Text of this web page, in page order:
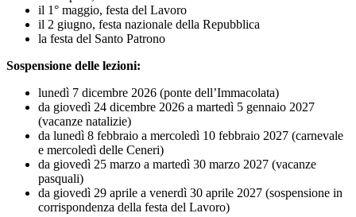
il 1° maggio, festa del Lavoro
il 2 giugno, festa nazionale della Repubblica
la festa del Santo Patrono
Sospensione delle lezioni:
lunedì 7 dicembre 2026 (ponte dell’Immacolata)
da giovedì 24 dicembre 2026 a martedì 5 gennaio 2027
(vacanze natalizie)
da lunedì 8 febbraio a mercoledì 10 febbraio 2027 (carnevale
e mercoledì delle Ceneri)
da giovedì 25 marzo a martedì 30 marzo 2027 (vacanze
pasquali)
da giovedì 29 aprile a venerdì 30 aprile 2027 (sospensione in
corrispondenza della festa del Lavoro)